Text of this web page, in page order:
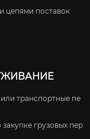
поставок
транспортные пе
закупке грузовых пер